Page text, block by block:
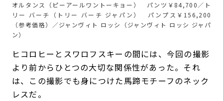
オルタンス（ピーアールワントーキョー） パンツ￥84,700／ト
リー バーチ（トリー バーチ ジャパン） パンプス￥156,200
（参考価格）／ジャンヴィト ロッシ（ジャンヴィト ロッシ ジャパ
ン）
ヒコロヒーとスワロフスキーの間には、今回の撮影
より前からひとつの大切な関係性があった。それ
は、この撮影でも身につけた馬蹄モチーフのネック
レスだ。